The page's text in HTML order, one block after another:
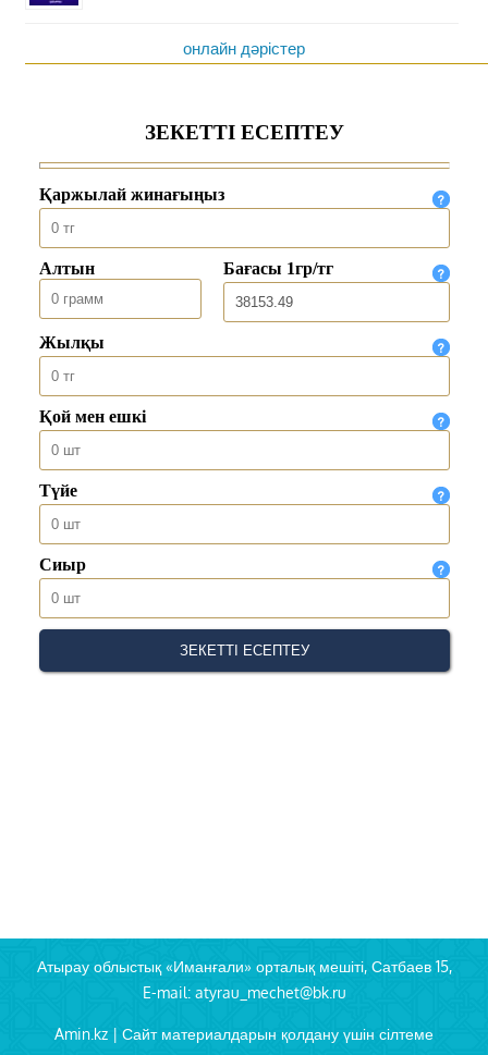
онлайн дәрістер
Атырау облыстық «Иманғали» орталық мешіті, Сатбаев 15,
E-mail: atyrau_mechet@bk.ru
Amin.kz | Сайт материалдарын қолдану үшін сілтеме